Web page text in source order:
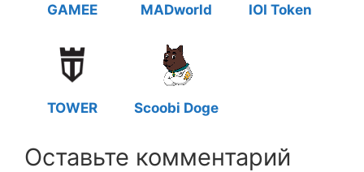
GAMEE MADworld IOI Token
TOWER Scoobi Doge
Оставьте комментарий